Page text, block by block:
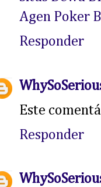
Agen Poker
Responder
Este
Responder